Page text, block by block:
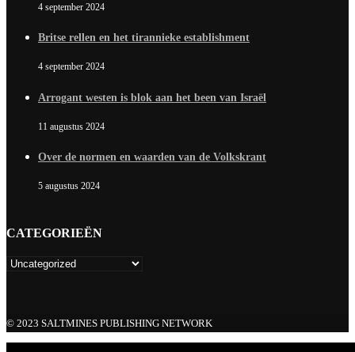
4 september 2024
Britse rellen en het tirannieke establishment
4 september 2024
Arrogant westen is blok aan het been van Israël
11 augustus 2024
Over de normen en waarden van de Volkskrant
5 augustus 2024
CATEGORIEËN
© 2023 SALTMINES PUBLISHING NETWORK